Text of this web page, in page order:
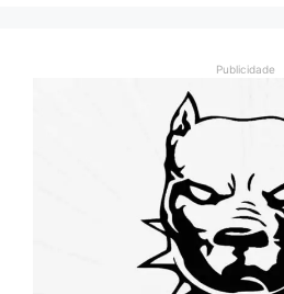
Publicidade